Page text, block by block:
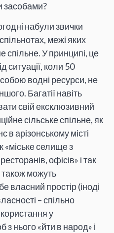
засобами?
набули звички
межі яких
спільне. У принципі, це
ситуації, коли 50
водні ресурси, не
Багатії навіть
свій ексклюзивний
сільське спільне, як
в арізонському місті
«міське селище з
офісів» і так
також можуть
власний простір (іноді
– спільно
у
нього «йти в народ» і